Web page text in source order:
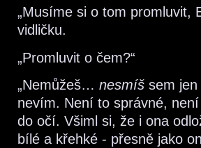
„Musíme si o tom promluvit,
vidličku.
„Promluvit o čem?“
„Nemůžeš… nesmíš sem
nevím. Není to správné,
do očí. Všiml si, že i ona
bílé a křehké - přesně jako